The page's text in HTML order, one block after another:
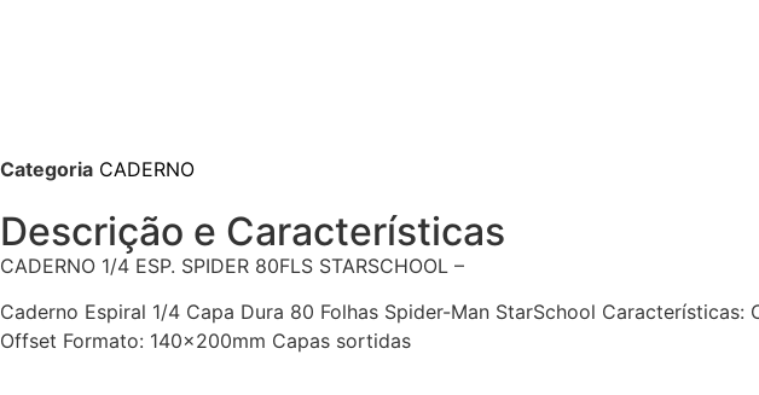
Categoria CADERNO
Descrição e Características
CADERNO 1/4 ESP. SPIDER 80FLS STARSCHOOL –
Caderno Espiral 1/4 Capa Dura 80 Folhas Spider-Man StarSchool
Offset Formato: 140x200mm Capas sortidas